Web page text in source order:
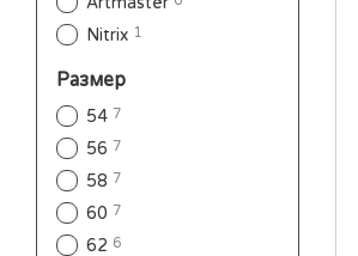
Nitrix 1
Размер
54 7
56 7
58 7
60 7
62 6